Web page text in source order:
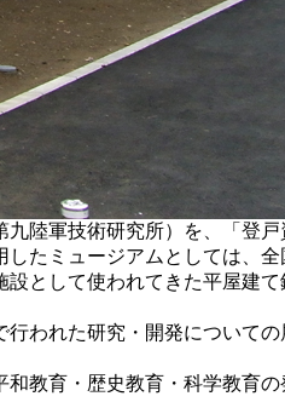
陸軍技術研究所）を、「登
たミュージアムとしては、全
として使われてきた平屋建
れた研究・開発についての
教育・歴史教育・科学教育の